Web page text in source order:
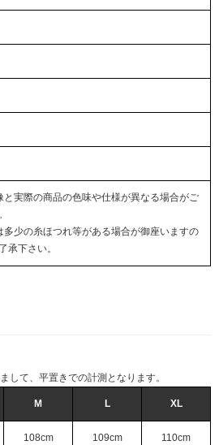
と実際の商品の色味や仕様が異なる場合がご
多少の糸ほつれ等がある場合が御座いますの
承下さい。
して、平置きでの計測となります。
M L XL
108cm 109cm 110cm